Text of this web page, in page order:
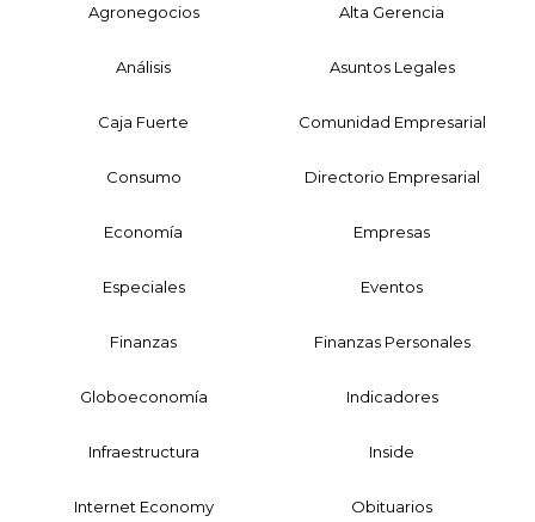
Agronegocios Alta Gerencia
Análisis Asuntos Legales
Caja Fuerte Comunidad Empresarial
Consumo Directorio Empresarial
Economía Empresas
Especiales Eventos
Finanzas Finanzas Personales
Globoeconomía Indicadores
Infraestructura Inside
Internet Economy Obituarios